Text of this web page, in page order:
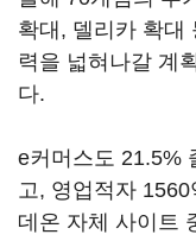
확대, 델리카 확대
력을 넓혀나갈 계
다.
e커머스도 21.5%
고, 영업적자
데온 자체 사이트